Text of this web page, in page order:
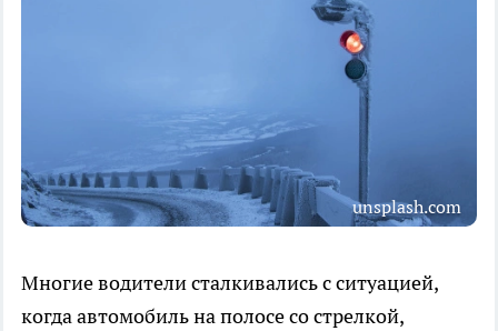
unsplash.com
Многие водители сталкивались с ситуацией,
когда автомобиль на полосе со стрелкой,